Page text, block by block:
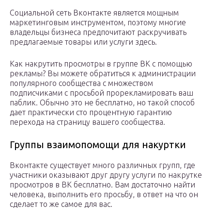
Социальной сеть Вконтакте является мощным
маркетинговым инструментом, поэтому многие
владельцы бизнеса предпочитают раскручивать
предлагаемые товары или услуги здесь.
Как накрутить просмотры в группе ВК с помощью
рекламы? Вы можете обратиться к администрации
популярного сообщества с множеством
подписчиками с просьбой прорекламировать ваш
паблик. Обычно это не бесплатно, но такой способ
дает практически сто процентную гарантию
перехода на страницу вашего сообщества.
Группы взаимопомощи для накуртки
Вконтакте существует много различных групп, где
участники оказывают друг другу услуги по накрутке
просмотров в ВК бесплатно. Вам достаточно найти
человека, выполнить его просьбу, в ответ на что он
сделает то же самое для вас.